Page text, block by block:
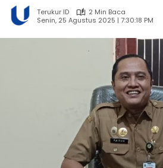
Terukur ID
2 Min Baca
Senin, 25 Agustus 2025 | 7:30:18 PM